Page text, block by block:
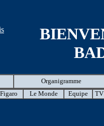
Organigramme
Le Monde Equipe TV